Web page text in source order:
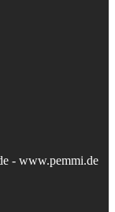
- www.pemmi.de